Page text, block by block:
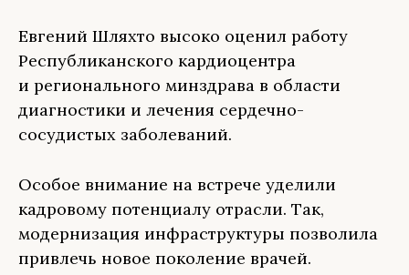
Евгений Шляхто высоко оценил работу
Республиканского кардиоцентра
и регионального минздрава в области
диагностики и лечения сердечно-
сосудистых заболеваний.
Особое внимание на встрече уделили
кадровому потенциалу отрасли. Так,
модернизация инфраструктуры позволила
привлечь новое поколение врачей.